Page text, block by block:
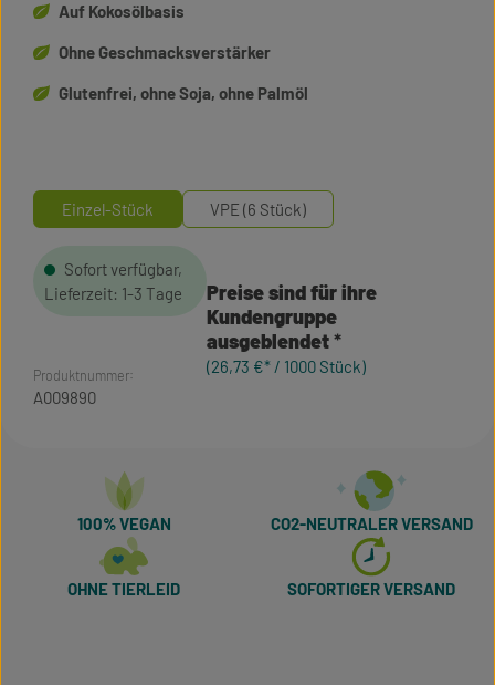
Auf Kokosölbasis
Ohne Geschmacksverstärker
Glutenfrei, ohne Soja, ohne Palmöl
Preise sind für ihre
Kundengruppe
ausgeblendet
(26,73 €* / 1000 Stück)
Sofort verfügbar,
Lieferzeit: 1-3 Tage
Einzel-Stück VPE (6 Stück)
Produktnummer:
A009890
100% VEGAN CO2-NEUTRALER VERSAND
OHNE TIERLEID SOFORTIGER VERSAND